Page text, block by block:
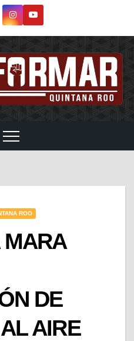
ROO
MARA
DE
AIRE